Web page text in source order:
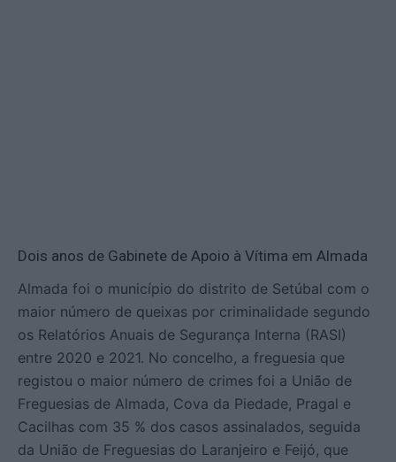
Dois anos de Gabinete de Apoio à Vítima em Almada
Almada foi o município do distrito de Setúbal com o
maior número de queixas por criminalidade segundo
os Relatórios Anuais de Segurança Interna (RASI)
entre 2020 e 2021. No concelho, a freguesia que
registou o maior número de crimes foi a União de
Freguesias de Almada, Cova da Piedade, Pragal e
Cacilhas com 35 % dos casos assinalados, seguida
da União de Freguesias do Laranjeiro e Feijó, que